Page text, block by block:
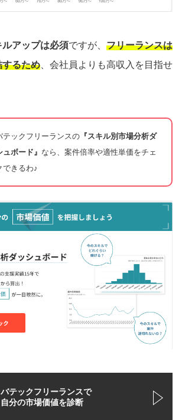
ルアップは必須ですが、 フリーランスは
するため 、会社員よりも高収入を目指せ
テックフリーランスの 『スキル別市場分析ダ
ュボード』 なら、案件倍率や適性単価をチェ
できるわ♪
バテックフリーランスで
自分の市場価値を診断